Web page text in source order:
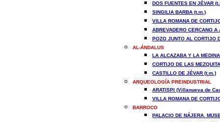
DOS FUENTES EN JÉVAR
SINGILIA BARBA (t.m.)
VILLA ROMANA DE
ABREVADERO CERCANO A
POZO JUNTO AL CORTIJO
AL-ÁNDALUS
LA ALCAZABA Y LA
CORTIJO DE LAS
CASTILLO DE JÉVAR (t.m.)
ARQUEOLOGÍA PREINDUSTRIAL
ARATISPI (Villanueva de
VILLA ROMANA DE
BARROCO
PALACIO DE NÁJERA.